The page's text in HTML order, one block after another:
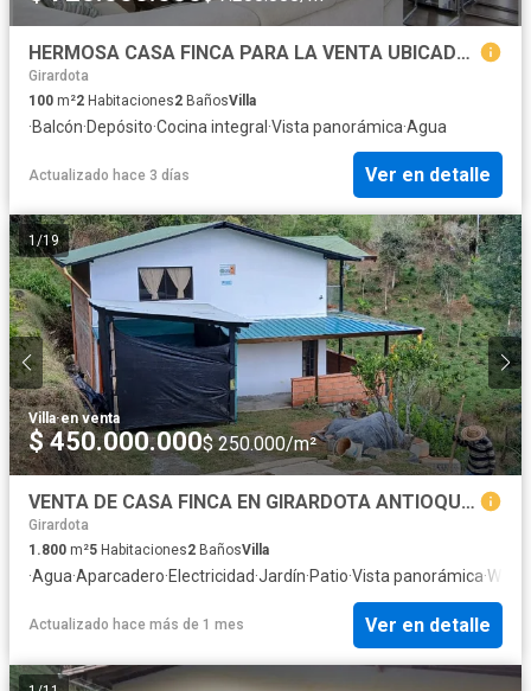
HERMOSA CASA FINCA PARA LA VENTA UBICADA EN GIRARDOTA SECTOR LA POLA
Girardota
100 m²2 Habitaciones2 BañosVilla
·Balcón·Depósito·Cocina integral ·Vista panorámica·Agua
Actualizado hace 3 días Ver en detalle
1/19
Villa·en venta
$ 450.000.000$ 250.000/m²
VENTA DE CASA FINCA EN GIRARDOTA ANTIOQUIA.
Girardota
1.800 m²5 Habitaciones2 BañosVilla
·Agua·Aparcadero·Electricidad·Jardín·Patio·Vista panorámica·Wifi
Actualizado hace más de 1 mes Ver en detalle